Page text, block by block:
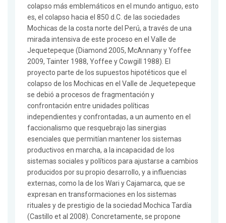
colapso más emblemáticos en el mundo antiguo, esto
es, el colapso hacia el 850 d.C. de las sociedades
Mochicas de la costa norte del Perú, a través de una
mirada intensiva de este proceso en el Valle de
Jequetepeque (Diamond 2005, McAnnany y Yoffee
2009, Tainter 1988, Yoffee y Cowgill 1988). El
proyecto parte de los supuestos hipotéticos que el
colapso de los Mochicas en el Valle de Jequetepeque
se debió a procesos de fragmentación y
confrontación entre unidades políticas
independientes y confrontadas, a un aumento en el
faccionalismo que resquebrajo las sinergias
esenciales que permitían mantener los sistemas
productivos en marcha, a la incapacidad de los
sistemas sociales y políticos para ajustarse a cambios
producidos por su propio desarrollo, y a influencias
externas, como la de los Wari y Cajamarca, que se
expresan en transformaciones en los sistemas
rituales y de prestigio de la sociedad Mochica Tardía
(Castillo et al 2008). Concretamente, se propone